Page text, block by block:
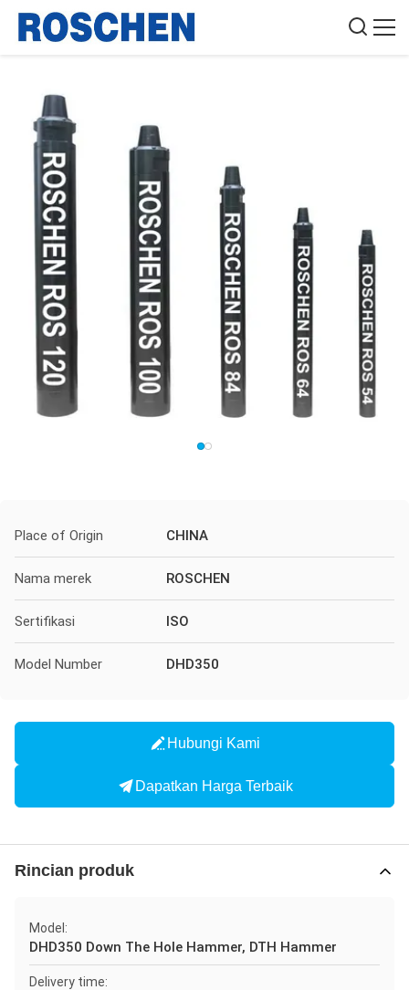
Place of Origin CHINA
Nama merek ROSCHEN
Sertifikasi ISO
Model Number DHD350
Hubungi Kami
Dapatkan Harga Terbaik
Rincian produk
Model:
DHD350 Down The Hole Hammer, DTH Hammer
Delivery time: